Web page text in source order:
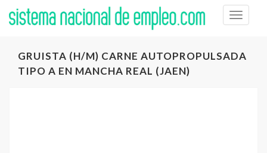
Toggle
GRUISTA (H/M) CARNE AUTOPROPULSADA
TIPO A EN MANCHA REAL (JAEN)